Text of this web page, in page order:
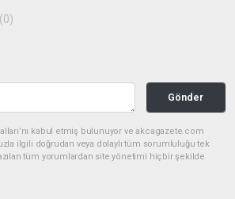
(0)
Gönder
kabul etmiş bulunuyor ve akcagazete.com
ilgili doğrudan veya dolaylı tüm sorumluluğu tek
tüm yorumlardan site yönetimi hiçbir şekilde